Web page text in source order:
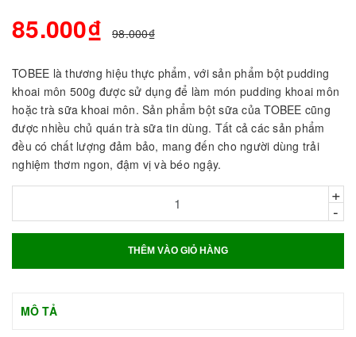
85.000₫ 98.000₫
TOBEE là thương hiệu thực phẩm, với sản phẩm bột pudding
khoai môn 500g được sử dụng để làm món pudding khoai môn
hoặc trà sữa khoai môn. Sản phẩm bột sữa của TOBEE cũng
được nhiều chủ quán trà sữa tin dùng. Tất cả các sản phẩm
đều có chất lượng đảm bảo, mang đến cho người dùng trải
nghiệm thơm ngon, đậm vị và béo ngậy.
+
-
THÊM VÀO GIỎ HÀNG
MÔ TẢ